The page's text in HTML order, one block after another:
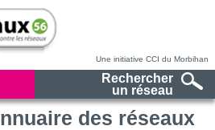
Une initiative CCI du Morbihan
Rechercher
un réseau
Annuaire des réseaux